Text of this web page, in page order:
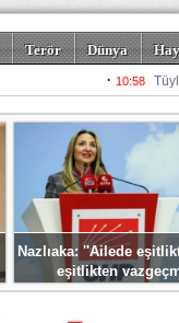
Terör Dünya
Spor
Nazlıaka: ''Ailede
eşitlikten